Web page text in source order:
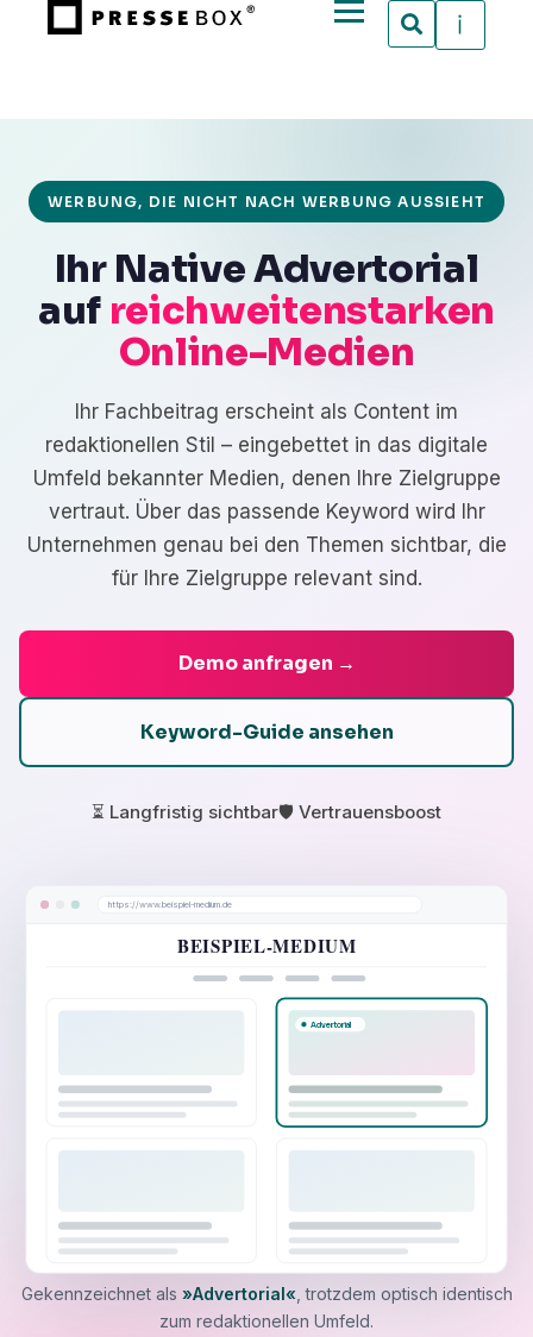
WERBUNG, DIE NICHT NACH WERBUNG AUSSIEHT
Ihr Native Advertorial
auf reichweitenstarken
Online-Medien
Ihr Fachbeitrag erscheint als Content im
redaktionellen Stil – eingebettet in das digitale
Umfeld bekannter Medien, denen Ihre Zielgruppe
vertraut. Über das passende Keyword wird Ihr
Unternehmen genau bei den Themen sichtbar, die
für Ihre Zielgruppe relevant sind.
Demo anfragen →
Keyword-Guide ansehen
⏳ Langfristig sichtbar🛡️ Vertrauensboost
https://www.beispiel-medium.de
BEISPIEL-MEDIUM
Advertorial
Gekennzeichnet als »Advertorial« , trotzdem optisch identisch
zum redaktionellen Umfeld.